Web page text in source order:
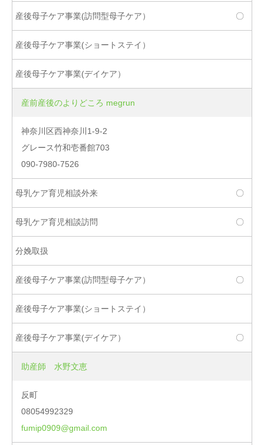
〇
産前産後のよりどころ megrun
神奈川区西神奈川1-9-2
グレース竹和壱番館703
090-7980-7526
〇
〇
〇
〇
助産師 水野文恵
反町
08054992329
fumip0909@gmail.com